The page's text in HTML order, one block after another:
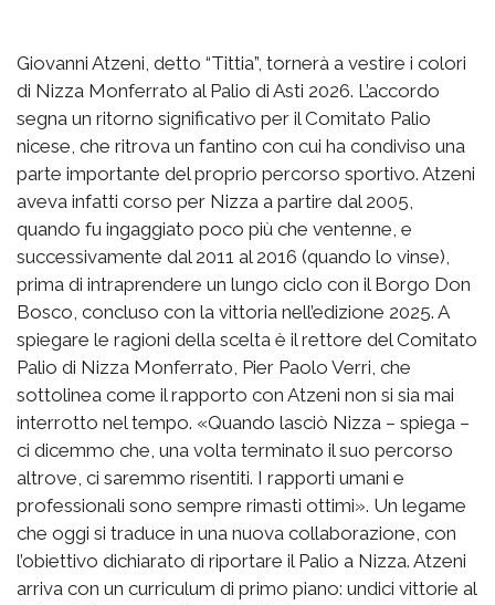
Giovanni Atzeni, detto “Tittia”, tornerà a vestire i colori
di Nizza Monferrato al Palio di Asti 2026. L’accordo
segna un ritorno significativo per il Comitato Palio
nicese, che ritrova un fantino con cui ha condiviso una
parte importante del proprio percorso sportivo. Atzeni
aveva infatti corso per Nizza a partire dal 2005,
quando fu ingaggiato poco più che ventenne, e
successivamente dal 2011 al 2016 (quando lo vinse),
prima di intraprendere un lungo ciclo con il Borgo Don
Bosco, concluso con la vittoria nell’edizione 2025. A
spiegare le ragioni della scelta è il rettore del Comitato
Palio di Nizza Monferrato, Pier Paolo Verri, che
sottolinea come il rapporto con Atzeni non si sia mai
interrotto nel tempo. «Quando lasciò Nizza – spiega –
ci dicemmo che, una volta terminato il suo percorso
altrove, ci saremmo risentiti. I rapporti umani e
professionali sono sempre rimasti ottimi». Un legame
che oggi si traduce in una nuova collaborazione, con
l’obiettivo dichiarato di riportare il Palio a Nizza. Atzeni
arriva con un curriculum di primo piano: undici vittorie al